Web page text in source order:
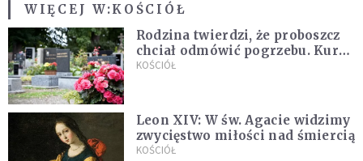
WIĘCEJ W:KOŚCIÓŁ
Rodzina twierdzi, że proboszcz
chciał odmówić pogrzebu. Kuria
zapowiada wyjaśnienia
KOŚCIÓŁ
Leon XIV: W św. Agacie widzimy
zwycięstwo miłości nad śmiercią
KOŚCIÓŁ